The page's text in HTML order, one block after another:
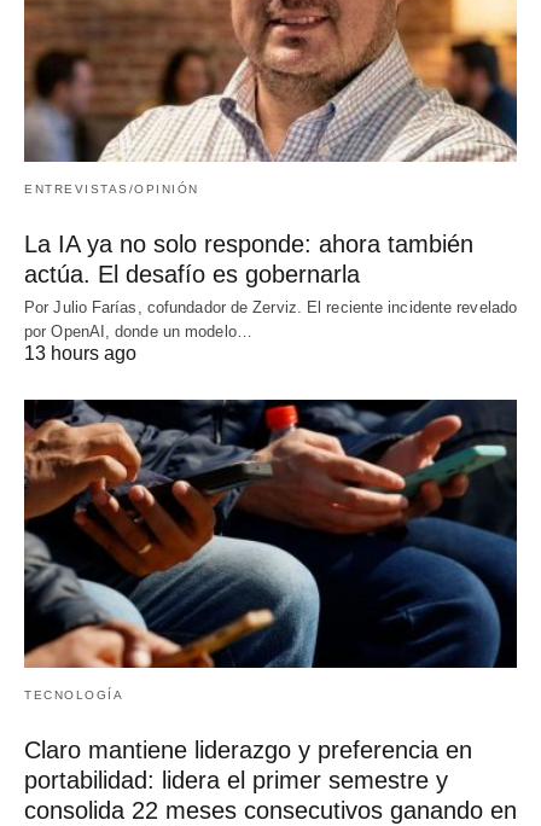
ENTREVISTAS/OPINIÓN
La IA ya no solo responde: ahora también
actúa. El desafío es gobernarla
Por Julio Farías, cofundador de Zerviz. El reciente incidente revelado
por OpenAI, donde un modelo…
13 hours ago
TECNOLOGÍA
Claro mantiene liderazgo y preferencia en
portabilidad: lidera el primer semestre y
consolida 22 meses consecutivos ganando en